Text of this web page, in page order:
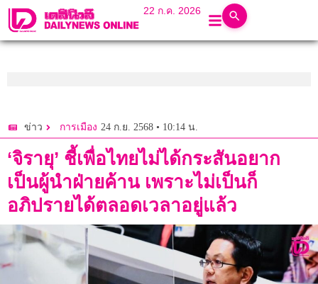
22 ก.ค. 2026
ข่าว การเมือง 24 ก.ย. 2568 • 10:14 น.
‘จิรายุ’ ชี้เพื่อไทยไม่ได้กระสันอยาก
เป็นผู้นำฝ่ายค้าน เพราะไม่เป็นก็
อภิปรายได้ตลอดเวลาอยู่แล้ว